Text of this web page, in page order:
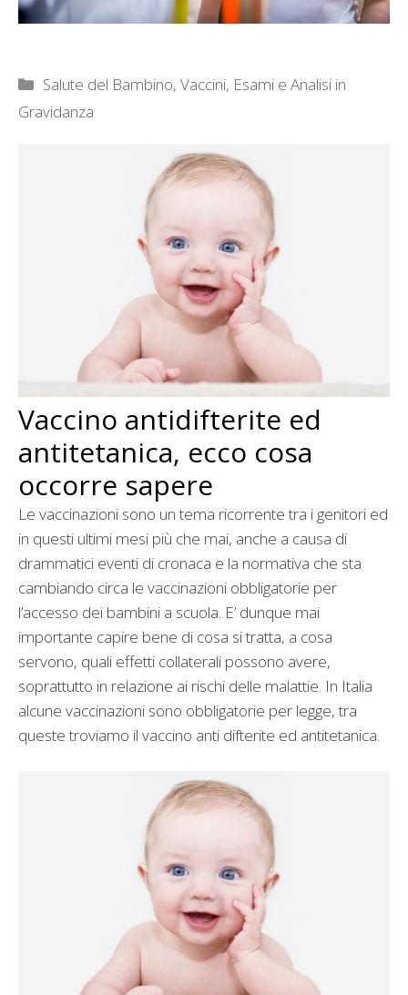
Categorie
Salute del Bambino,Vaccini, Esami e Analisi in
Gravidanza
Vaccino antidifterite ed
antitetanica, ecco cosa
occorre sapere
Le vaccinazioni sono un tema ricorrente tra i genitori ed
in questi ultimi mesi più che mai, anche a causa di
drammatici eventi di cronaca e la normativa che sta
cambiando circa le vaccinazioni obbligatorie per
l’accesso dei bambini a scuola. E’ dunque mai
importante capire bene di cosa si tratta, a cosa
servono, quali effetti collaterali possono avere,
soprattutto in relazione ai rischi delle malattie. In Italia
alcune vaccinazioni sono obbligatorie per legge, tra
queste troviamo il vaccino anti difterite ed antitetanica.